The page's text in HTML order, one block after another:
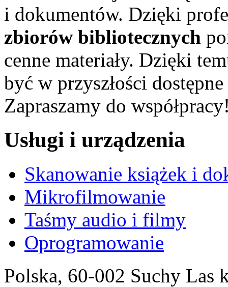
i dokumentów. Dzięki
zbiorów bibliotecznych
cenne materiały. Dzięki
być w przyszłości
Zapraszamy do
Usługi i urządzenia
Skanowanie książek i
Mikrofilmowanie
Taśmy audio i filmy
Oprogramowanie
Polska, 60-002 Suchy Las